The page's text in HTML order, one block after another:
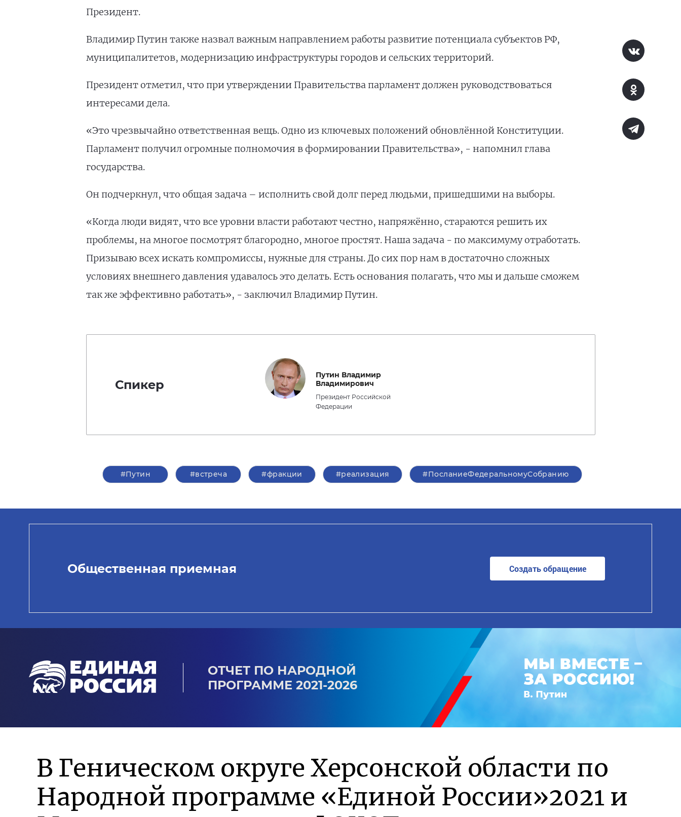
Президент.
Владимир Путин также назвал важным направлением работы развитие потенциала субъектов РФ,
муниципалитетов, модернизацию инфраструктуры городов и сельских территорий.
Президент отметил, что при утверждении Правительства парламент должен руководствоваться
интересами дела.
«Это чрезвычайно ответственная вещь. Одно из ключевых положений обновлённой Конституции.
Парламент получил огромные полномочия в формировании Правительства», - напомнил глава
государства.
Он подчеркнул, что общая задача – исполнить свой долг перед людьми, пришедшими на выборы.
«Когда люди видят, что все уровни власти работают честно, напряжённо, стараются решить их
проблемы, на многое посмотрят благородно, многое простят. Наша задача - по максимуму отработать.
Призываю всех искать компромиссы, нужные для страны. До сих пор нам в достаточно сложных
условиях внешнего давления удавалось это делать. Есть основания полагать, что мы и дальше сможем
так же эффективно работать», - заключил Владимир Путин.
Спикер
Путин Владимир
Владимирович
Президент Российской
Федерации
#Путин #встреча #фракции #реализация #ПосланиеФедеральномуСобранию
Общественная приемная Создать обращение
ОТЧЕТ ПО НАРОДНОЙ
ПРОГРАММЕ 2021-2026
В Геническом округе Херсонской области по
Народной программе «Единой России»2021 и